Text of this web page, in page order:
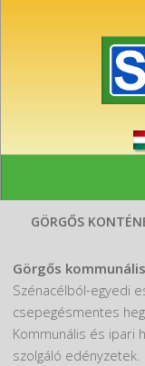
Kezdőlap
Referenciák
Partnerek
Cég
GÖRGŐS
Görgős
Szénacélból-egyedi
csepegésmentes
Kommunális és ipari
szolgáló edényzetek.